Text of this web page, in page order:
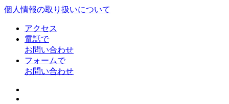
個人情報の取り扱いについて
アクセス
電話で
お問い合わせ
フォームで
お問い合わせ